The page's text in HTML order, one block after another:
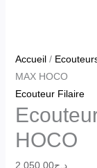
Accueil/
MAX HOCO
Ecouteur Filaire
HOCO
د.ج2,050.00